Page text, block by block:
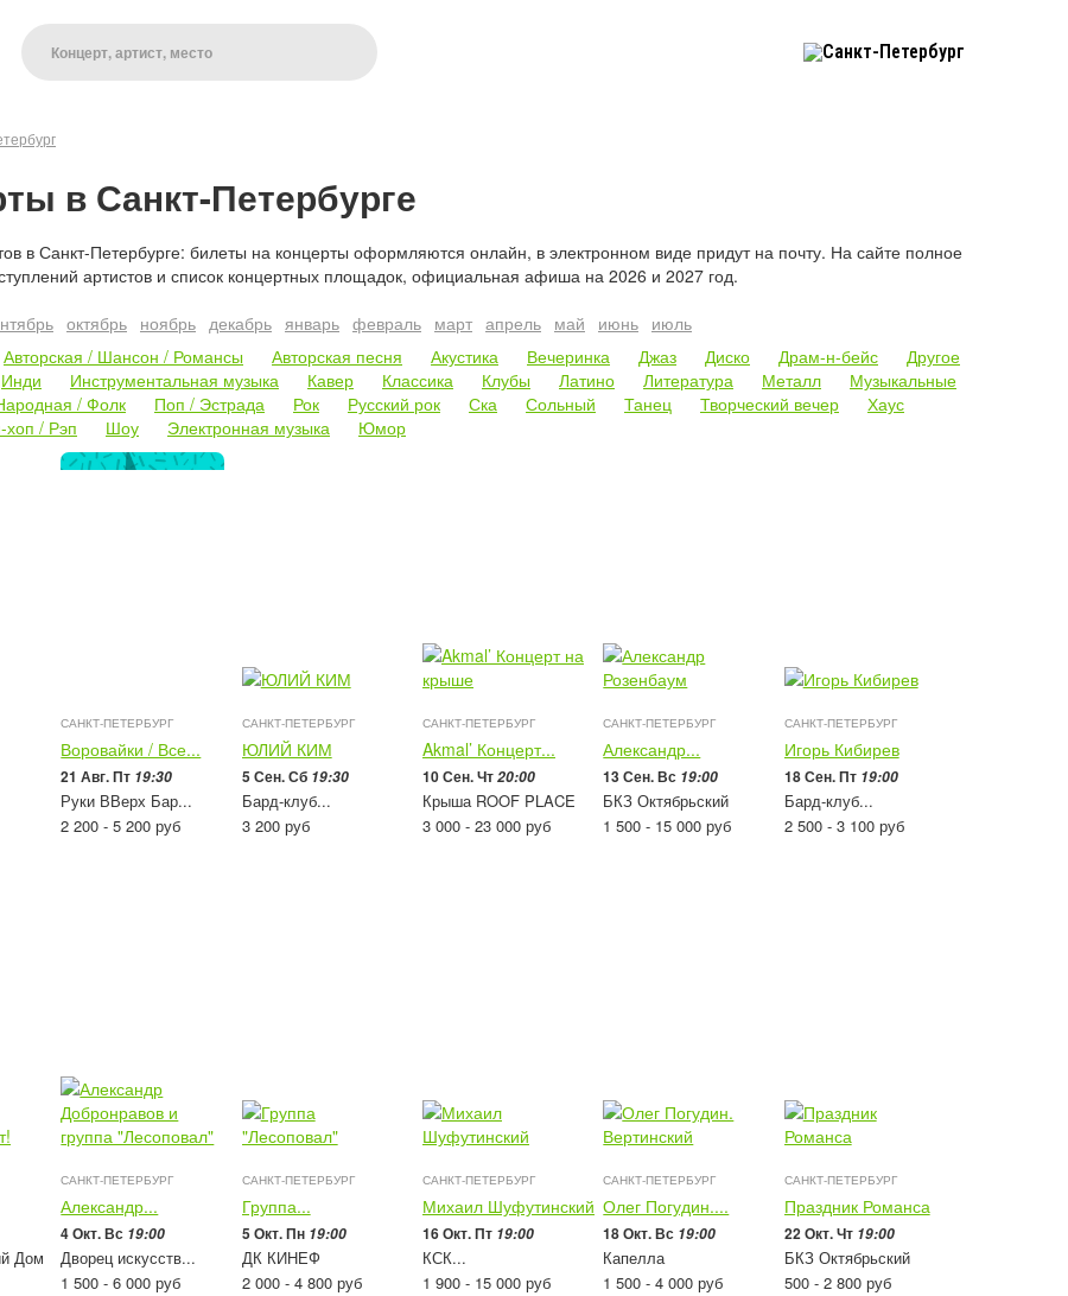
Санкт-Петербург
в Санкт-Петербурге
в Санкт-Петербурге: билеты на концерты оформляются онлайн, в электронном виде придут на почту. На сайте полное
артистов и список концертных площадок, официальная афиша на 2026 и 2027 год.
октябрь ноябрь декабрь январь февраль март апрель май июнь июль
Авторская / Шансон / Романсы Авторская песня Акустика Вечеринка Джаз Диско Драм-н-бейс
Другое
Инди Инструментальная музыка Кавер Классика Клубы Латино Литература Металл
Музыкальные
/ Фолк Поп / Эстрада Рок Русский рок Ска Сольный Танец Творческий вечер
Хаус
хоп / Рэп Шоу Электронная музыка Юмор
САНКТ-ПЕТЕРБУРГ
Воровайки / Все...
21 Авг. Пт 19:30
Руки ВВерх Бар...
2 200 - 5 200руб
САНКТ-ПЕТЕРБУРГ
ЮЛИЙ КИМ
5 Сен. Сб 19:30
Бард-клуб...
3 200 руб
САНКТ-ПЕТЕРБУРГ
Akmal’ Концерт...
10 Сен. Чт20:00
Крыша ROOF PLACE
3 000 - 23 000 руб
САНКТ-ПЕТЕРБУРГ
Александр...
13 Сен. Вс 19:00
БКЗ Октябрьский
1 500 - 15 000руб
САНКТ-ПЕТЕРБУРГ
Игорь Кибирев
18 Сен. Пт 19:00
Бард-клуб...
2 500 - 3 100 руб
Дом
САНКТ-ПЕТЕРБУРГ
Александр...
4 Окт. Вс 19:00
Дворец искусств...
1 500 - 6 000руб
САНКТ-ПЕТЕРБУРГ
Группа...
5 Окт. Пн 19:00
ДК КИНЕФ
2 000 - 4 800 руб
САНКТ-ПЕТЕРБУРГ
Михаил Шуфутинский
16 Окт. Пт 19:00
КСК...
1 900 - 15 000 руб
САНКТ-ПЕТЕРБУРГ
Олег Погудин....
18 Окт. Вс 19:00
Капелла
1 500 - 4 000руб
САНКТ-ПЕТЕРБУРГ
Праздник Романса
22 Окт. Чт 19:00
БКЗ Октябрьский
500 - 2 800 руб